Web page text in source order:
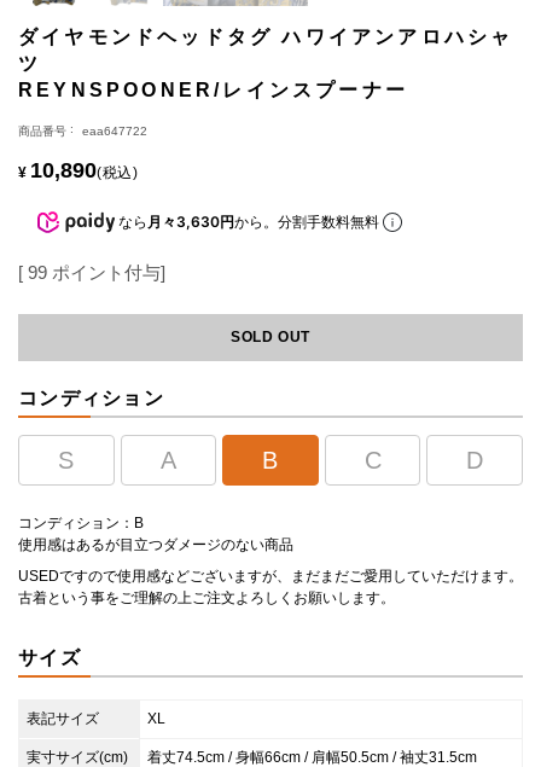
ダイヤモンドヘッドタグ ハワイアンアロハシャ
ツ
REYNSPOONER/レインスプーナー
商品番号 eaa647722
¥ 10,890 税込
なら 月々3,630円から。分割手数料無料
[ 99 ポイント付与]
SOLD OUT
コンディション
S A B C D
コンディション：B
使用感はあるが目立つダメージのない商品
USEDですので使用感などございますが、まだまだご愛用していただけます。
古着という事をご理解の上ご注文よろしくお願いします。
サイズ
表記サイズ XL
実寸サイズ(cm) 着丈74.5cm / 身幅66cm / 肩幅50.5cm / 袖丈31.5cm